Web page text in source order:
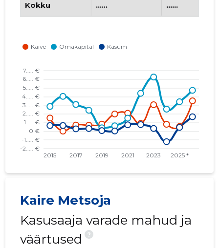
Kokku ...... ......
Kaire Metsoja
Kasusaaja varade mahud ja
väärtused
?